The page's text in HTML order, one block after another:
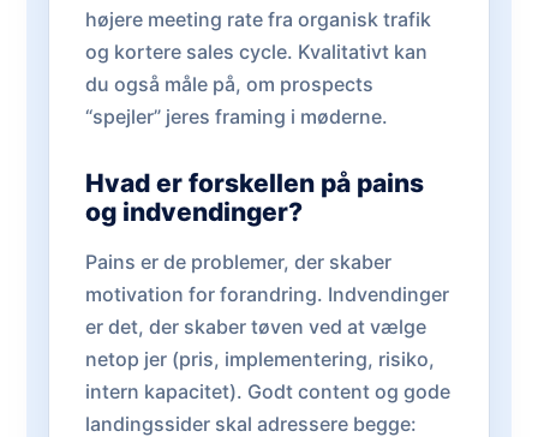
højere meeting rate fra organisk trafik
og kortere sales cycle. Kvalitativt kan
du også måle på, om prospects
“spejler” jeres framing i møderne.
Hvad er forskellen på pains
og indvendinger?
Pains er de problemer, der skaber
motivation for forandring. Indvendinger
er det, der skaber tøven ved at vælge
netop jer (pris, implementering, risiko,
intern kapacitet). Godt content og gode
landingssider skal adressere begge: